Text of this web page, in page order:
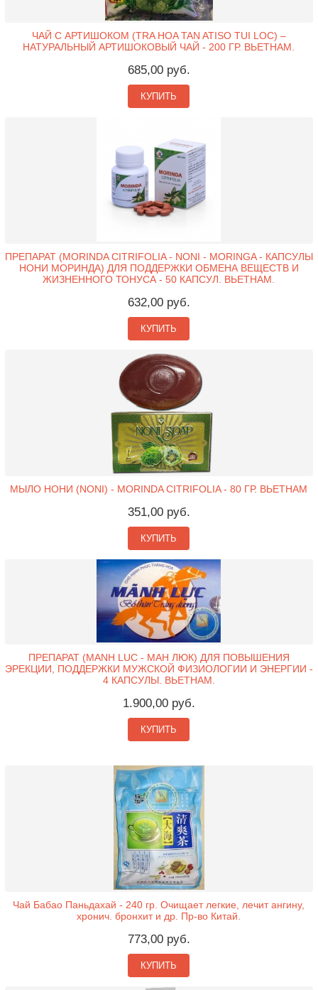
ЧАЙ С АРТИШОКОМ (TRA HOA TAN ATISO TUI LOC) –
НАТУРАЛЬНЫЙ АРТИШОКОВЫЙ ЧАЙ - 200 ГР. ВЬЕТНАМ.
685,00 руб.
КУПИТЬ
ПРЕПАРАТ (MORINDA CITRIFOLIA - NONI - MORINGA - КАПСУЛЫ
НОНИ МОРИНДА) ДЛЯ ПОДДЕРЖКИ ОБМЕНА ВЕЩЕСТВ И
ЖИЗНЕННОГО ТОНУСА - 50 КАПСУЛ. ВЬЕТНАМ.
632,00 руб.
КУПИТЬ
МЫЛО НОНИ (NONI) - MORINDA CITRIFOLIA - 80 ГР. ВЬЕТНАМ
351,00 руб.
КУПИТЬ
ПРЕПАРАТ (MANH LUC - МАН ЛЮК) ДЛЯ ПОВЫШЕНИЯ
ЭРЕКЦИИ, ПОДДЕРЖКИ МУЖСКОЙ ФИЗИОЛОГИИ И ЭНЕРГИИ -
4 КАПСУЛЫ. ВЬЕТНАМ.
1.900,00 руб.
КУПИТЬ
Чай Бабао Паньдахай - 240 гр. Очищает легкие, лечит ангину,
хронич. бронхит и др. Пр-во Китай.
773,00 руб.
КУПИТЬ